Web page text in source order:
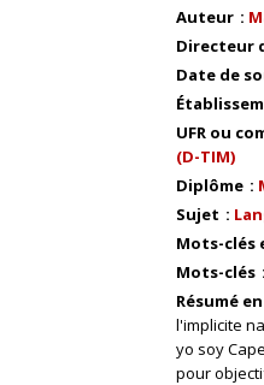
Auteur
Directeur
Date de
UFR ou
(D-TIM)
Diplôme
Sujet
Mots-clés
Mots-clés
Résumé
l'implicite
yo soy
pour